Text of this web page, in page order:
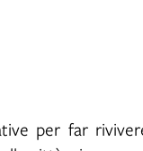
per far